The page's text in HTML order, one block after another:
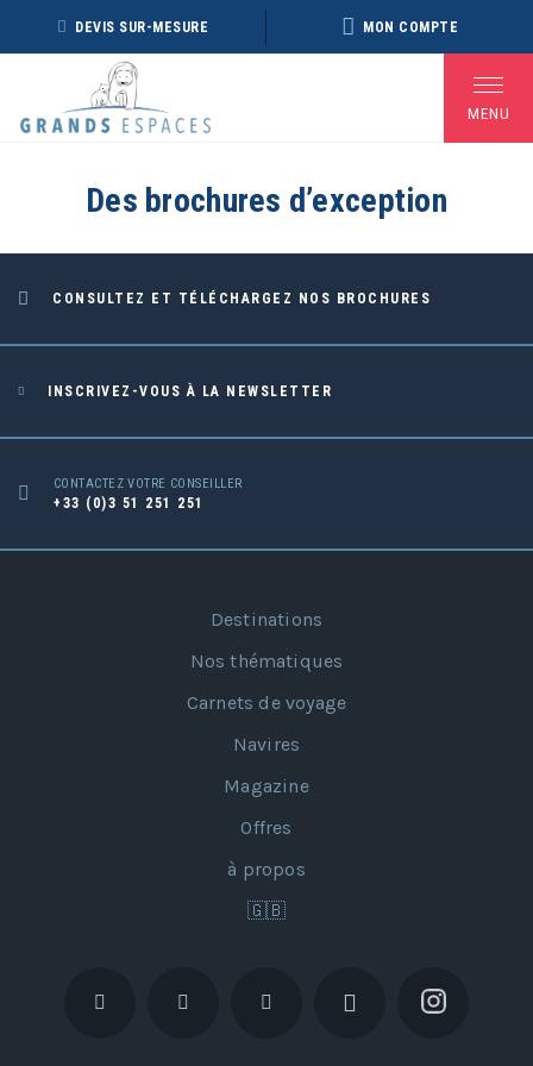
Panneau de gestion des cookies
BROCHURE RÉVEILLON
BROCHURE ARCTIQUE
VERSION
DEVIS SUR-MESURE MON COMPTE
MENU
Des brochures d’exception
CONSULTEZ ET TÉLÉCHARGEZ NOS BROCHURES
INSCRIVEZ-VOUS À LA NEWSLETTER
CONTACTEZ VOTRE CONSEILLER
+33 (0)3 51 251 251
Destinations
Nos thématiques
Carnets de voyage
Navires
Magazine
Offres
à propos
🇬🇧